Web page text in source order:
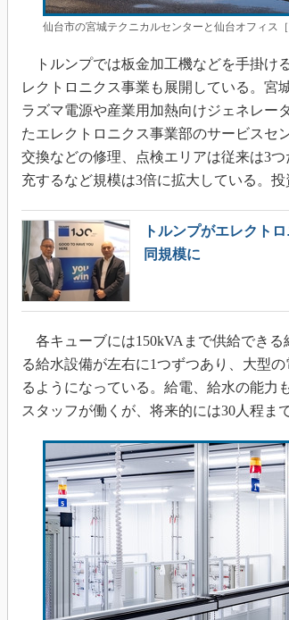
仙台市の宮城テクニカルセンターと仙台オフィス［
トルンプでは板金加工機などを手掛け
レクトロニクス事業も展開している。宮
ラズマ電源や産業用加熱向けジェネレー
たエレクトロニクス事業部のサービスセ
交換などの修理、点検エリアは従来は3
充するなど規模は3倍に拡大している。投
トルンプがエレクト
同規模に
各キューブには150kVAまで供給できる
る給水設備が左右に1つずつあり、大型
るようになっている。給電、給水の能力
スタッフが働くが、将来的には30人程ま